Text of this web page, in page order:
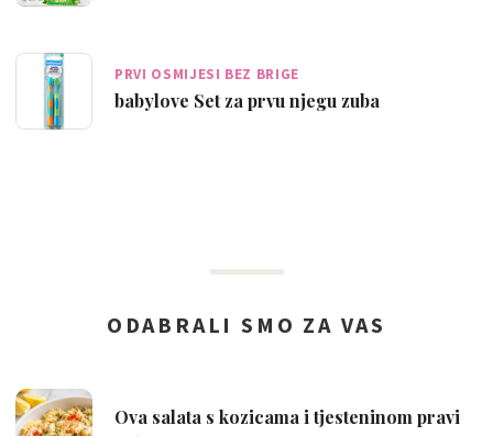
PRVI OSMIJESI BEZ BRIGE
babylove Set za prvu njegu zuba